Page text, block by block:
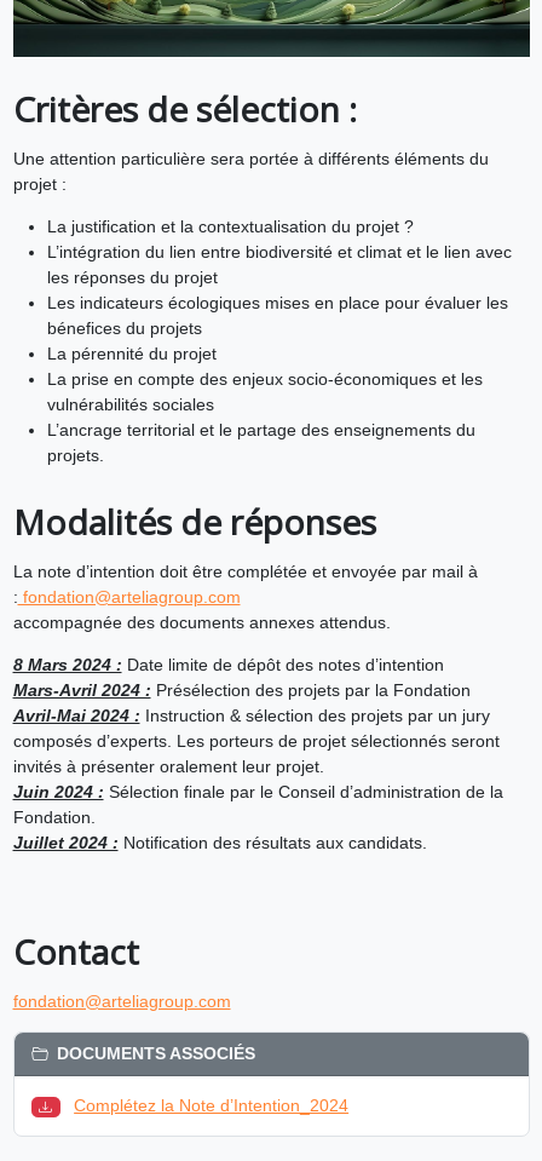
Critères de sélection :
Une attention particulière sera portée à différents éléments du
projet :
La justification et la contextualisation du projet ?
L’intégration du lien entre biodiversité et climat et le lien avec
les réponses du projet
Les indicateurs écologiques mises en place pour évaluer les
bénefices du projets
La pérennité du projet
La prise en compte des enjeux socio-économiques et les
vulnérabilités sociales
L’ancrage territorial et le partage des enseignements du
projets.
Modalités de réponses
La note d’intention doit être complétée et envoyée par mail à
: fondation@arteliagroup.com
accompagnée des documents annexes attendus.
8 Mars 2024 : Date limite de dépôt des notes d’intention
Mars-Avril 2024 : Présélection des projets par la Fondation
Avril-Mai 2024 : Instruction & sélection des projets par un jury
composés d’experts. Les porteurs de projet sélectionnés seront
invités à présenter oralement leur projet.
Juin 2024 : Sélection finale par le Conseil d’administration de la
Fondation.
Juillet 2024 : Notification des résultats aux candidats.
Contact
fondation@arteliagroup.com
DOCUMENTS ASSOCIÉS
Complétez la Note d’Intention_2024